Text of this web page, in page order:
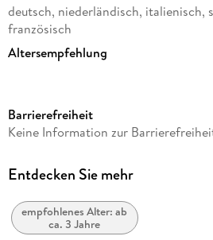
deutsch, niederländisch, italienisch,
französisch
Altersempfehlung
HABA Sales GmbH & Co.KG
Produktart
Gewicht
Barrierefreiheit
Keine Information zur
Entdecken Sie mehr
empfohlenes Alter: ab
ca. 3 Jahre